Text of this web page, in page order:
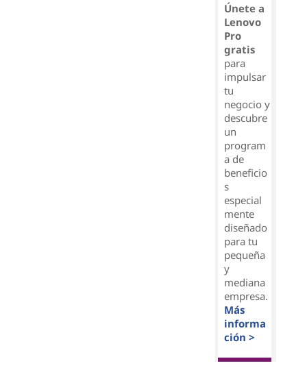
Únete a
Lenovo
Pro
gratis
para
impulsar
tu
negocio y
descubre
un
program
a de
beneficio
s
especial
mente
diseñado
para tu
pequeña
y
mediana
empresa.
Más
informa
ción >